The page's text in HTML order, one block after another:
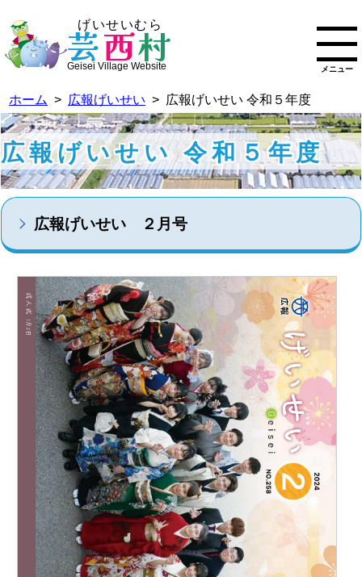
げいせいむら
芸西村
Geisei Village Website メニュー
ホーム > 広報げいせい > 広報げいせい 令和５年度
広報げいせい 令和５年度
広報げいせい ２月号